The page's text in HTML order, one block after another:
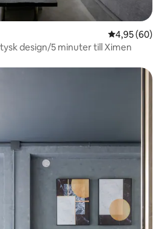
4,95 av 5 i
4,95 (60)
design/5 minuter till Ximen